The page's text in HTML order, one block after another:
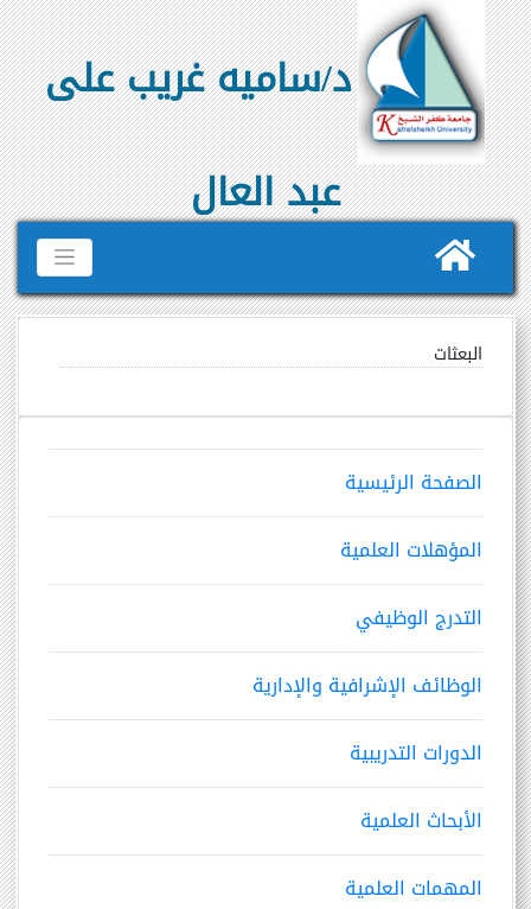
د/ساميه غريب على
عبد العال
الصفحة الرئيسية
المؤهلات العلمية
التدرج الوظيفي
الوظائف الإشرافية والإدارية
الدورات التدريبية
الأبحاث العلمية
المهمات العلمية
البعثات